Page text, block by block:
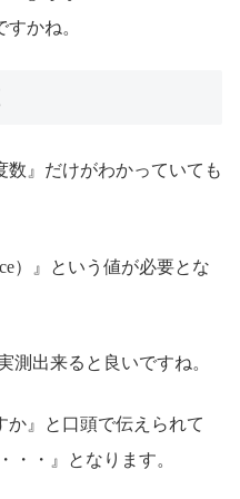
かね。
数』だけがわかっていても
）』という値が必要とな
測出来ると良いですね。
か』と口頭で伝えられて
・・』となります。